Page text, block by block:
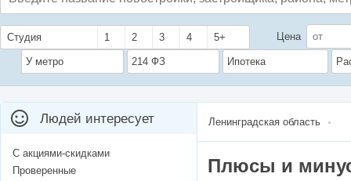
Студия 1 2 3 4 5+ Цена
У метро 214 ФЗ Ипотека
Ленинградская область
Плюсы и
Людей интересует
С акциями-скидками
Проверенные